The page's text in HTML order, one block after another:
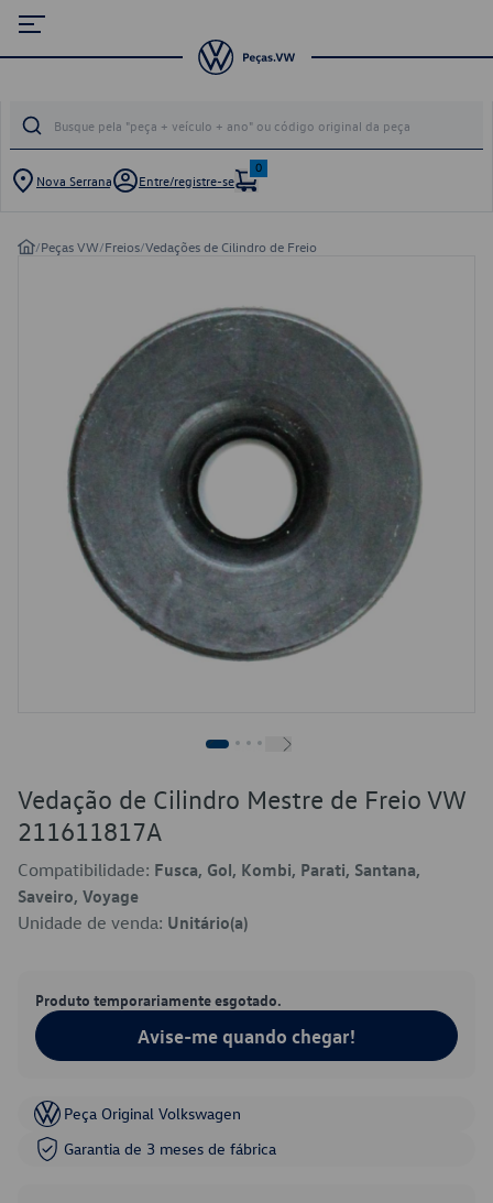
Nova Serrana Entre/registre-se
0
/Peças VW/Freios/Vedações de Cilindro de Freio
Vedação de Cilindro Mestre de Freio VW
211611817A
Compatibilidade: Fusca, Gol, Kombi, Parati, Santana,
Saveiro, Voyage
Unidade de venda: Unitário(a)
Produto temporariamente esgotado.
Avise-me quando chegar!
Peça Original Volkswagen
Garantia de 3 meses de fábrica